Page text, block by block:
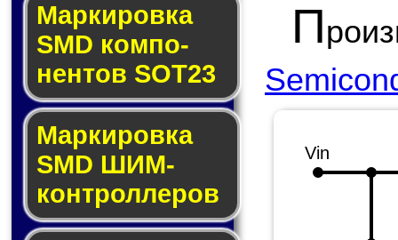
Маркировка
SMD ком­по­
нен­тов SOT23
Маркировка
SMD ШИМ-
кон­трол­ле­ров
П
Vin